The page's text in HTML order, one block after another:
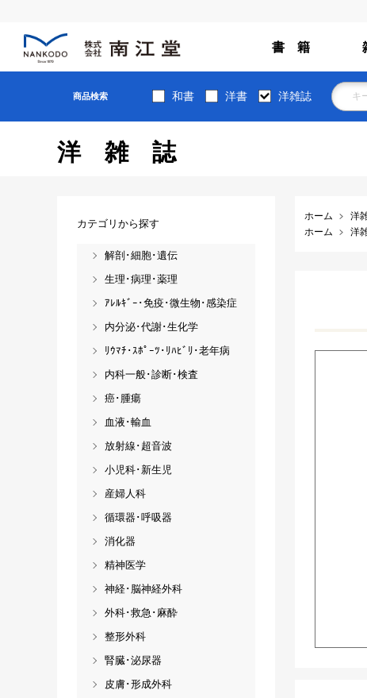
書 籍
商品検索 和書 洋書 洋雑誌
洋雑誌
ホーム 洋
ホーム
洋
カテゴリから探す
解剖･細胞･遺伝
生理･病理･薬理
ｱﾚﾙｷﾞｰ･免疫･微生物･感染症
内分泌･代謝･生化学
ﾘｳﾏﾁ･ｽﾎﾟｰﾂ･ﾘﾊﾋﾞﾘ･老年病
内科一般･診断･検査
癌･腫瘍
血液･輸血
放射線･超音波
小児科･新生児
産婦人科
循環器･呼吸器
消化器
精神医学
神経･脳神経外科
外科･救急･麻酔
整形外科
腎臓･泌尿器
皮膚･形成外科